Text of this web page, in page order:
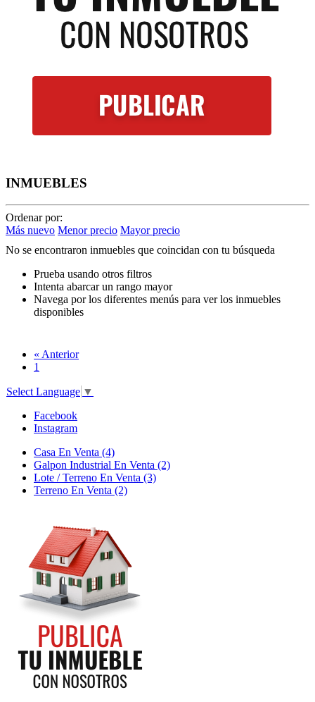
INMUEBLES
Ordenar por:
Más nuevo Menor precio Mayor precio
No se encontraron inmuebles que coincidan con tu búsqueda
Prueba usando otros filtros
Intenta abarcar un rango mayor
Navega por los diferentes menús para ver los inmuebles
disponibles
« Anterior
1
Select Language ▼
Facebook
Instagram
Casa En Venta (4)
Galpon Industrial En Venta (2)
Lote / Terreno En Venta (3)
Terreno En Venta (2)